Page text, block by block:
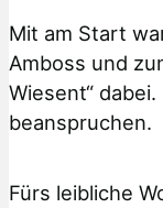
Mit am Start
Amboss und
Wiesent“
beanspruchen.
Fürs leibliche